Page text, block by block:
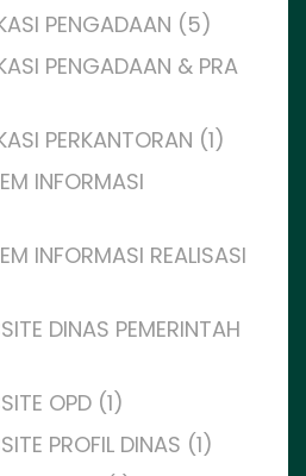
PENGADAAN (5)
PENGADAAN & PRA
PERKANTORAN (1)
INFORMASI
INFORMASI REALISASI
DINAS PEMERINTAH
OPD (1)
PROFIL DINAS (1)